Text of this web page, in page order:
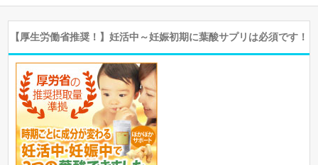
【厚生労働省推奨！】妊活中～妊娠初期に葉酸サプリは必須です！